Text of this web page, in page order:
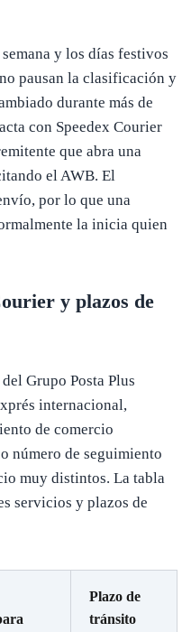
y los días festivos
pausan la clasificación y
durante más de
con Speedex Courier
que abra una
el AWB. El
por lo que una
la inicia quien
y plazos de
Grupo Posta Plus
internacional,
de comercio
número de seguimiento
muy distintos. La tabla
servicios y plazos de
Plazo de
tránsito